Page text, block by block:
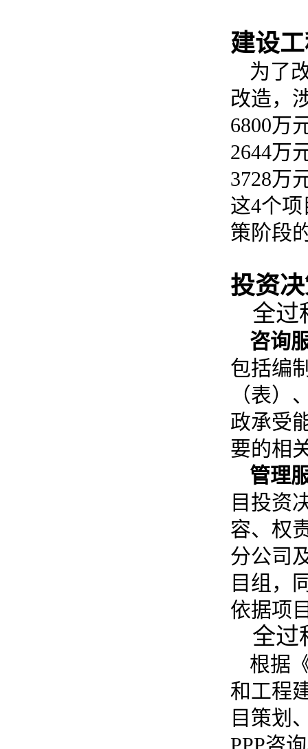
建设
为了
改造，
6800万
2644万
3728万
这4个
策阶段
投资
全过
咨询
包括编
（表）
政承受
要的相
管理
目投资
容、权
分公司
目组，
依据项
全过
根据
和工程
目策划